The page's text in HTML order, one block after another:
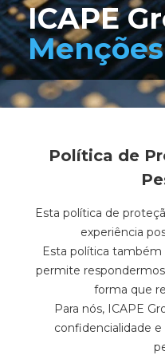
ICAPE
Política de
Esta política de
experiência
Esta política
permite
forma que
Para nós, ICAPE
confidencialidade